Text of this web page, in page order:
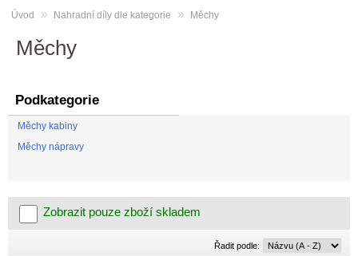
Úvod » Nahradní díly dle kategorie » Měchy
Měchy
Podkategorie
Měchy kabiny
Měchy nápravy
Zobrazit pouze zboží skladem
Řadit podle: Řadit
podle: